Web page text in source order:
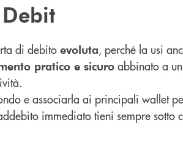
di debito evoluta, perché la usi
pratico e sicuro abbinato a
e associarla ai principali wallet
immediato tieni sempre sotto